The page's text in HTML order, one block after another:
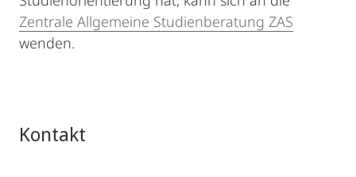
Zentrale Allgemeine Studienberatung ZAS
wenden.
Kontakt